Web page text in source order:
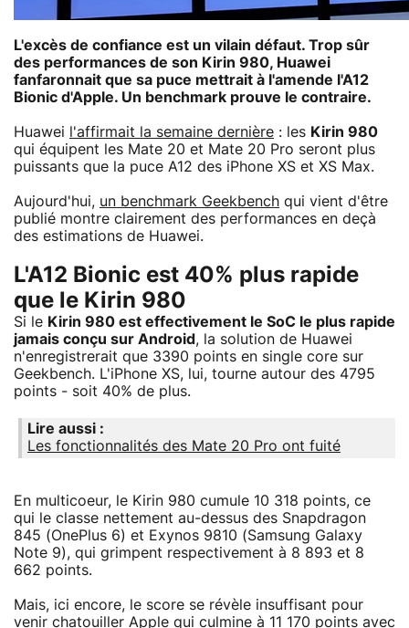
L'excès de confiance est un vilain défaut. Trop sûr
des performances de son Kirin 980, Huawei
fanfaronnait que sa puce mettrait à l'amende l'A12
Bionic d'Apple. Un benchmark prouve le contraire.
Huawei l'affirmait la semaine dernière : les Kirin 980
qui équipent les Mate 20 et Mate 20 Pro seront plus
puissants que la puce A12 des iPhone XS et XS Max.
Aujourd'hui, un benchmark Geekbench qui vient d'être
publié montre clairement des performances en deçà
des estimations de Huawei.
L'A12 Bionic est 40% plus rapide
que le Kirin 980
Si le Kirin 980 est effectivement le SoC le plus rapide
jamais conçu sur Android , la solution de Huawei
n'enregistrerait que 3390 points en single core sur
Geekbench. L'iPhone XS, lui, tourne autour des 4795
points - soit 40% de plus.
Lire aussi :
Les fonctionnalités des Mate 20 Pro ont fuité
En multicoeur, le Kirin 980 cumule 10 318 points, ce
qui le classe nettement au-dessus des Snapdragon
845 (OnePlus 6) et Exynos 9810 (Samsung Galaxy
Note 9), qui grimpent respectivement à 8 893 et 8
662 points.
Mais, ici encore, le score se révèle insuffisant pour
venir chatouiller Apple qui culmine à 11 170 points avec